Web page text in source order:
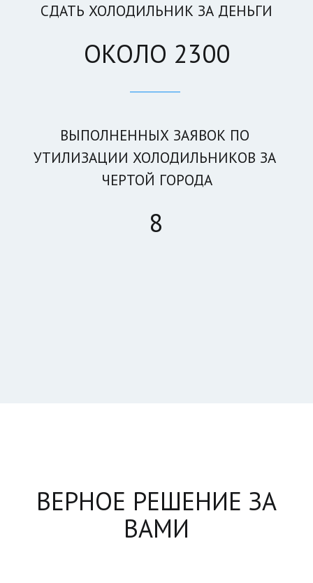
СДАТЬ ХОЛОДИЛЬНИК ЗА ДЕНЬГИ
ОКОЛО 2300
ВЫПОЛНЕННЫХ ЗАЯВОК ПО
УТИЛИЗАЦИИ ХОЛОДИЛЬНИКОВ ЗА
ЧЕРТОЙ ГОРОДА
8
ВЕРНОЕ РЕШЕНИЕ ЗА
ВАМИ